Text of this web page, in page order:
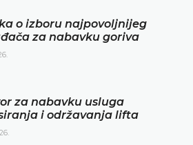
o izboru najpovoljnijeg
za nabavku goriva
za nabavku usluga
i održavanja lifta